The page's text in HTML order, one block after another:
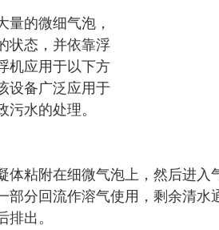
的微细气泡，
状态，并依靠浮
机应用于以下方
设备广泛应用于
水的处理。
粘附在细微气泡上，然后进入
部分回流作溶气使用，剩余清水
出。